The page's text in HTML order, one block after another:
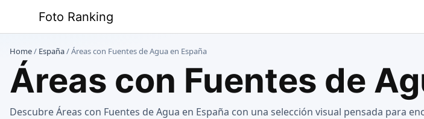
contenido
Foto Ranking
Home/ España/Áreas con Fuentes de Agua en España
Áreas con Fuentes de
Descubre Áreas con Fuentes de Agua en España con una selección visual pensada para